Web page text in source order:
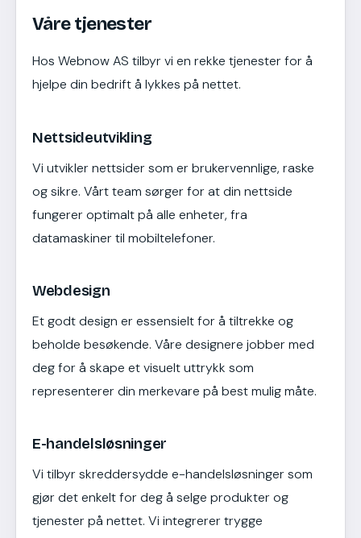
Våre tjenester
Hos Webnow AS tilbyr vi en rekke tjenester for å
hjelpe din bedrift å lykkes på nettet.
Nettsideutvikling
Vi utvikler nettsider som er brukervennlige, raske
og sikre. Vårt team sørger for at din nettside
fungerer optimalt på alle enheter, fra
datamaskiner til mobiltelefoner.
Webdesign
Et godt design er essensielt for å tiltrekke og
beholde besøkende. Våre designere jobber med
deg for å skape et visuelt uttrykk som
representerer din merkevare på best mulig måte.
E-handelsløsninger
Vi tilbyr skreddersydde e-handelsløsninger som
gjør det enkelt for deg å selge produkter og
tjenester på nettet. Vi integrerer trygge